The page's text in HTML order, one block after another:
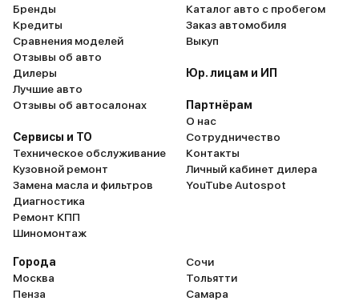
Бренды
Кредиты
Сравнения моделей
Отзывы об авто
Дилеры
Лучшие авто
Отзывы об автосалонах
Сервисы и ТО
Техническое обслуживание
Кузовной ремонт
Замена масла и фильтров
Диагностика
Ремонт КПП
Шиномонтаж
Каталог авто с пробегом
Заказ автомобиля
Выкуп
Юр. лицам и ИП
Партнёрам
О нас
Сотрудничество
Контакты
Личный кабинет дилера
YouTube Autospot
Города
Москва
Пенза
Сочи
Тольятти
Самара